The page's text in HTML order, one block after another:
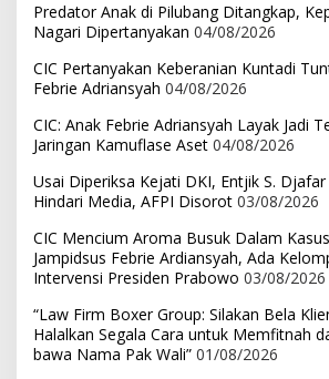
Predator Anak di Pilubang Ditangkap,
Nagari Dipertanyakan 04/08/2026
CIC Pertanyakan Keberanian Kuntadi
Febrie Adriansyah 04/08/2026
CIC: Anak Febrie Adriansyah Layak Jadi
Jaringan Kamuflase Aset 04/08/2026
Usai Diperiksa Kejati DKI, Entjik S.
Hindari Media, AFPI Disorot 03/08/2026
CIC Mencium Aroma Busuk Dalam
Jampidsus Febrie Ardiansyah, Ada
Intervensi Presiden Prabowo 03/08/2026
“Law Firm Boxer Group: Silakan Bela
Halalkan Segala Cara untuk Memfitnah
bawa Nama Pak Wali” 01/08/2026